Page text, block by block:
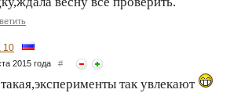
10
2015 года #
так увлекают